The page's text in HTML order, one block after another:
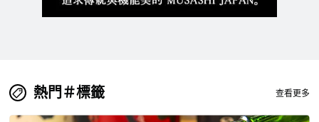
熱門＃標籤 查看更多